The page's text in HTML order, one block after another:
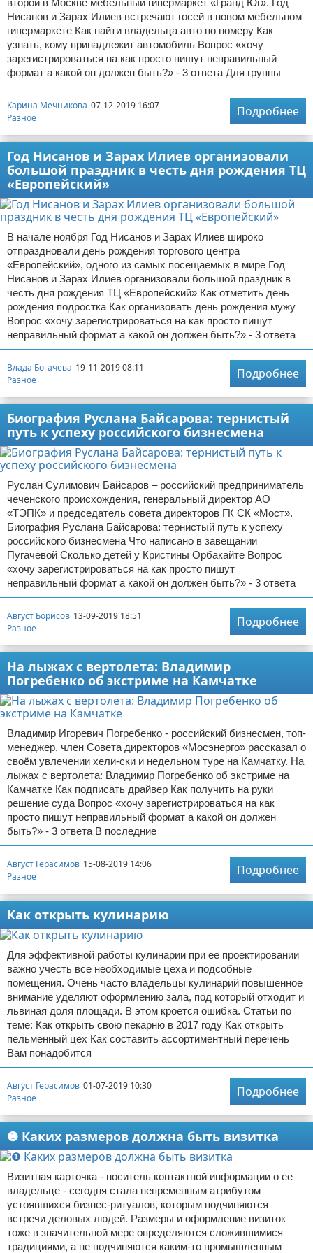
второй в Москве мебельный гипермаркет «Гранд Юг». Год
Нисанов и Зарах Илиев встречают госей в новом мебельном
гипермаркете Как найти владельца авто по номеру Как
узнать, кому принадлежит автомобиль Вопрос «хочу
зарегистрироваться на как просто пишут неправильный
формат а какой он должен быть?» - 3 ответа Для группы
Карина Мечникова 07-12-2019 16:07
Разное
Подробнее
Год Нисанов и Зарах Илиев организовали
большой праздник в честь дня рождения ТЦ
«Европейский»
В начале ноября Год Нисанов и Зарах Илиев широко
отпраздновали день рождения торгового центра
«Европейский», одного из самых посещаемых в мире Год
Нисанов и Зарах Илиев организовали большой праздник в
честь дня рождения ТЦ «Европейский» Как отметить день
рождения подростка Как организовать день рождения мужу
Вопрос «хочу зарегистрироваться на как просто пишут
неправильный формат а какой он должен быть?» - 3 ответа
Влада Богачева 19-11-2019 08:11
Разное
Подробнее
Биография Руслана Байсарова: тернистый
путь к успеху российского бизнесмена
Руслан Сулимович Байсаров – российский предприниматель
чеченского происхождения, генеральный директор АО
«ТЭПК» и председатель совета директоров ГК СК «Мост».
Биография Руслана Байсарова: тернистый путь к успеху
российского бизнесмена Что написано в завещании
Пугачевой Сколько детей у Кристины Орбакайте Вопрос
«хочу зарегистрироваться на как просто пишут
неправильный формат а какой он должен быть?» - 3 ответа
Август Борисов 13-09-2019 18:51
Разное
Подробнее
На лыжах с вертолета: Владимир
Погребенко об экстриме на Камчатке
Владимир Игоревич Погребенко - российский бизнесмен, топ-
менеджер, член Совета директоров «Мосэнерго» рассказал о
своём увлечении хели-ски и недельном туре на Камчатку. На
лыжах с вертолета: Владимир Погребенко об экстриме на
Камчатке Как подписать драйвер Как получить на руки
решение суда Вопрос «хочу зарегистрироваться на как
просто пишут неправильный формат а какой он должен
быть?» - 3 ответа В последние
Август Герасимов 15-08-2019 14:06
Разное
Подробнее
Как открыть кулинарию
Для эффективной работы кулинарии при ее проектировании
важно учесть все необходимые цеха и подсобные
помещения. Очень часто владельцы кулинарий повышенное
внимание уделяют оформлению зала, под который отходит и
львиная доля площади. В этом кроется ошибка. Статьи по
теме: Как открыть свою пекарню в 2017 году Как открыть
пельменный цех Как составить ассортиментный перечень
Вам понадобится
Август Герасимов 01-07-2019 10:30
Разное
Подробнее
❶ Каких размеров должна быть визитка
Визитная карточка - носитель контактной информации о ее
владельце - сегодня стала непременным атрибутом
устоявшихся бизнес-ритуалов, которым подчиняются
встречи деловых людей. Размеры и оформление визиток
тоже в значительной мере определяются сложившимися
традициями, а не подчиняются каким-то промышленным